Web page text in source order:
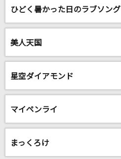
ひどく暑かった日のラブソング
美人天国
星空ダイアモンド
マイペンライ
まっくろけ